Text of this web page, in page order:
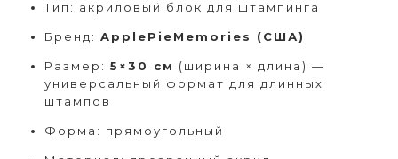
Тип: акриловый блок для штампинга
Бренд: ApplePieMemories (США)
Размер: 5×30 см (ширина × длина) —
универсальный формат для длинных
штампов
Форма: прямоугольный